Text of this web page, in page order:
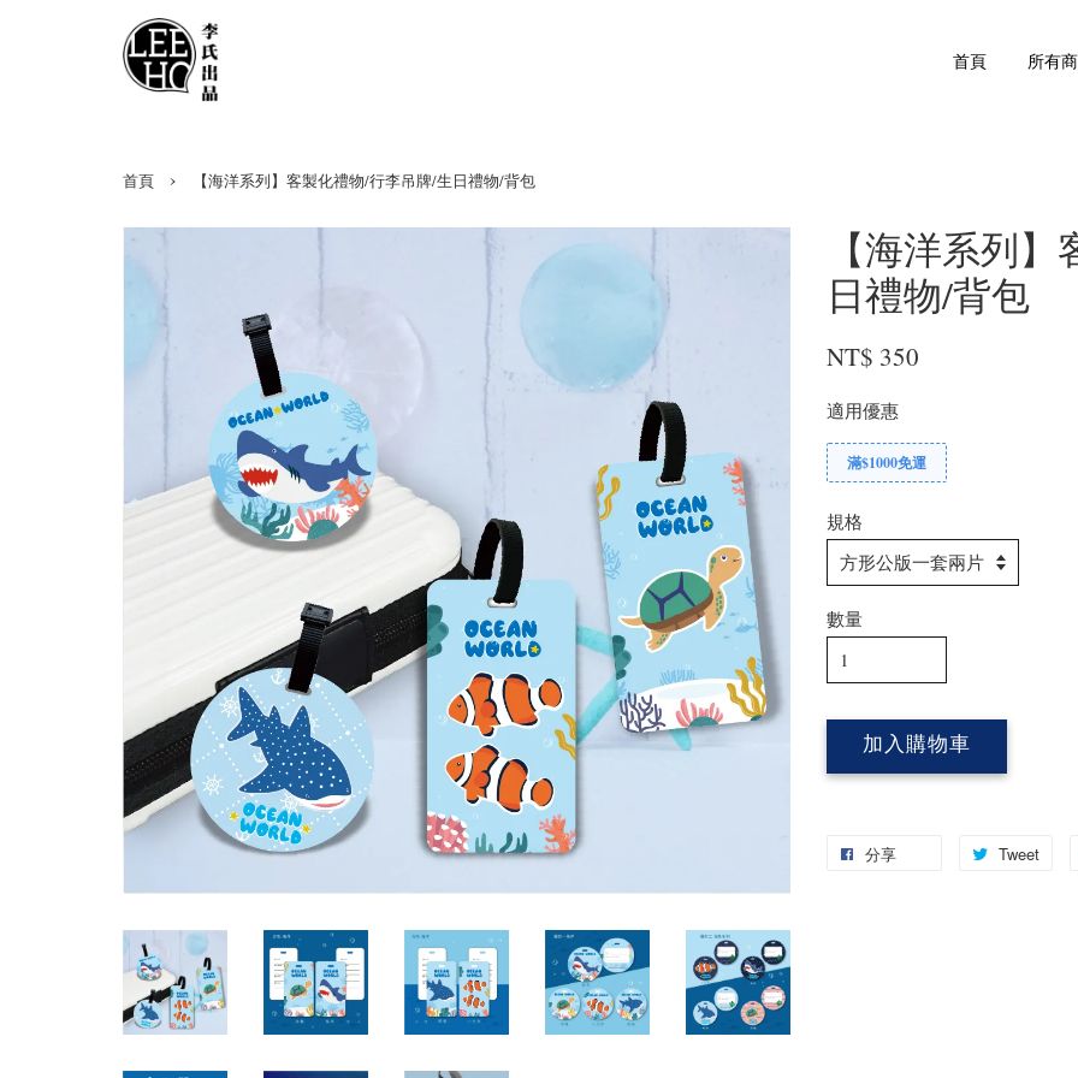
首頁 所有
首頁 › 【海洋系列】客製化禮物/行李吊牌/生日禮物/背包
【海洋系列
日禮物/背包
NT$ 350
適用優惠
滿$1000免運
規格
數量
加入購物車
分享 Tweet